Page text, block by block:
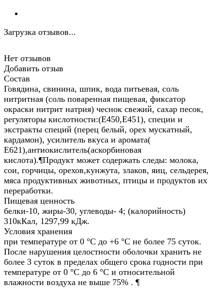
Загрузка отзывов...
Нет отзывов
Добавить отзыв
Состав
Говядина, свинина, шпик, вода питьевая, соль
нитритная (соль поваренная пищевая, фиксатор
окраски нитрит натрия) чеснок свежий, сахар песок,
регуляторы кислотности:(Е450,Е451), специи и
экстракты специй (перец белый, орех мускатный,
кардамон), усилитель вкуса и аромата(
Е621),антиокислитель(аскорбиновая
кислота).¶Продукт может содержать следы: молока,
сои, горчицы, орехов,кунжута, злаков, яиц, сельдерея,
мяса продуктивных животных, птицы и продуктов их
переработки.
Пищевая ценность
белки-10, жиры-30, углеводы- 4; (калорийность)
310кКал, 1297,99 кДж.
Условия хранения
при температуре от 0 °С до +6 °С не более 75 суток.
После нарушения целостности оболочки хранить не
более 3 суток в пределах общего срока годности при
температуре от 0 °С до 6 °С и относительной
влажности воздуха не выше 75% . ¶